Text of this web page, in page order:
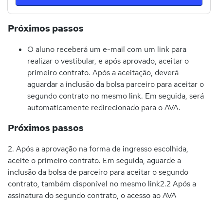
Próximos passos
O aluno receberá um e-mail com um link para
realizar o vestibular, e após aprovado, aceitar o
primeiro contrato. Após a aceitação, deverá
aguardar a inclusão da bolsa parceiro para aceitar o
segundo contrato no mesmo link. Em seguida, será
automaticamente redirecionado para o AVA.
Próximos passos
2. Após a aprovação na forma de ingresso escolhida,
aceite o primeiro contrato. Em seguida, aguarde a
inclusão da bolsa de parceiro para aceitar o segundo
contrato, também disponível no mesmo link2.2 Após a
assinatura do segundo contrato, o acesso ao AVA